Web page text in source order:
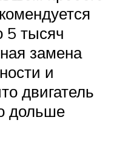
5 тысяч
замена
и
двигатель
дольше